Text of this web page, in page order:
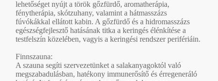
lehetőséget nyújt a török gőzfürdő, aromatherápia,
fénytherápia, skótzuhany, valamint a hátmasszázs
fúvókákkal ellátott kabin. A gőzfürdő és a hidromasszázs
egészségfejlesztő hatásának titka a keringés élénkítése a
testfelszín közelében, vagyis a keringési rendszer perifériáin.
Finnszauna:
A szauna segíti szervezetünket a salakanyagoktól való
megszabadulásban, hatékony immunerősítő és érregeneráló